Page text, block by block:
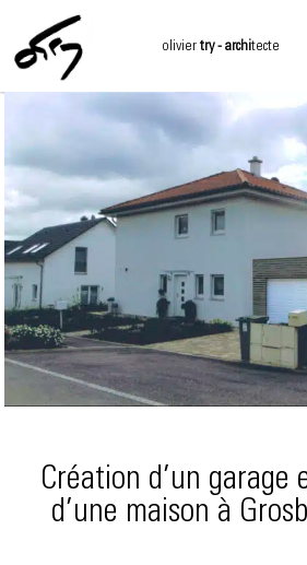
contenu
oliviertry - architecte
Création d’un garage
d’une maison à